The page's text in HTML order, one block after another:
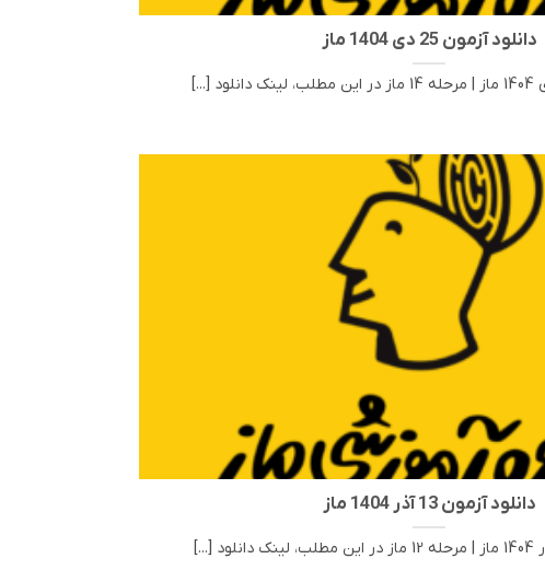
دانلود آزمون 25 دی 1404 ماز
دانلود آزمون 13 آذر 1404 ماز